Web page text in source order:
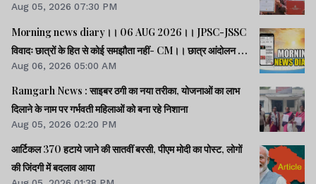
Aug 05, 2026 07:30 PM
Morning news diary।। 06 AUG 2026।। JPSC-JSSC
विवादः छात्रों के हित से कोई समझौता नहीं- CM।। छात्र आंदोलन के
समर्थन में झारखंड आएंगे अभिजीत दीपके।। जब तक अमित शाह सदन
में जवाब नहीं देते, चर्चा नहीं होगीः राहुल।। समेत कई खबरें व वीडियो.
Aug 06, 2026 05:00 AM
Ramgarh News : साइबर ठगी का नया तरीका, योजनाओं का लाभ
दिलाने के नाम पर गर्भवती महिलाओं को बना रहे निशाना
Aug 05, 2026 02:20 PM
आर्टिकल 370 हटाये जाने की सातवीं बरसी, पीएम मोदी का पोस्ट, लोगों
की जिंदगी में बदलाव आया